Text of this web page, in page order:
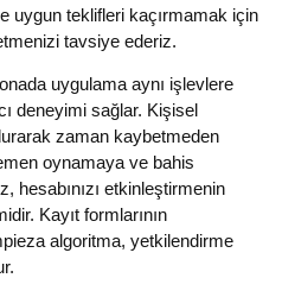
uygun teklifleri kaçırmamak için
tavsiye ederiz.
uygulama aynı işlevlere
deneyimi sağlar. Kişisel
zaman kaybetmeden
oynamaya ve bahis
hesabınızı etkinleştirmenin
Kayıt formlarının
algoritma, yetkilendirme